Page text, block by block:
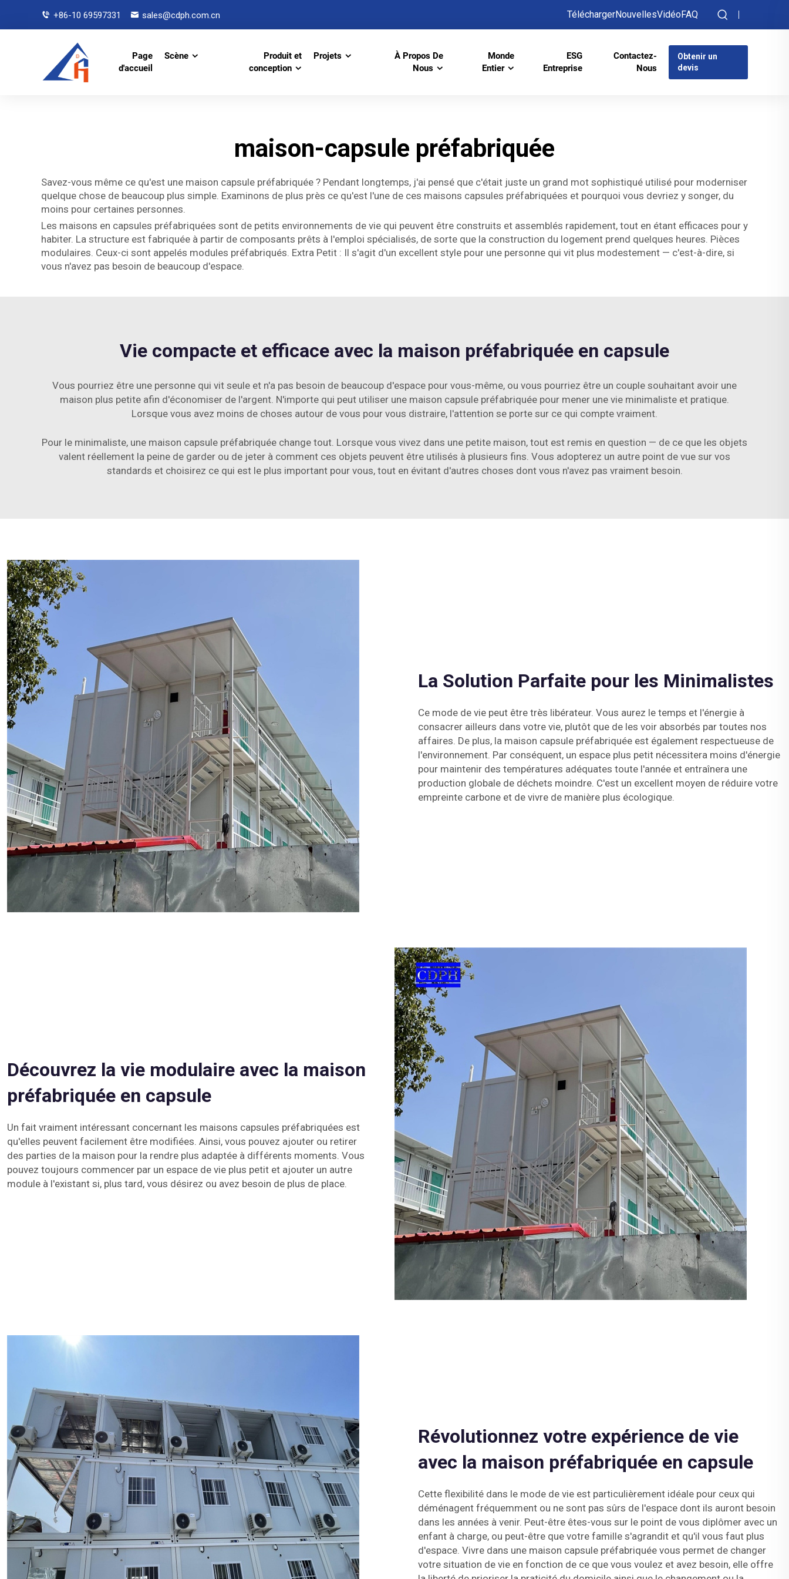
+86-10 69597331 sales@cdph.com.cn TéléchargerNouvellesVidéoFAQ
Page
d'accueil
Scène
Produit et
conception
Projets
À Propos De
Nous
Monde
Entier
ESG
Entreprise
Contactez-
Nous
Obtenir un
devis
maison-capsule préfabriquée
Savez-vous même ce qu'est une maison capsule préfabriquée ? Pendant longtemps, j'ai pensé que c'était juste un grand mot sophistiqué utilisé pour moderniser
quelque chose de beaucoup plus simple. Examinons de plus près ce qu'est l'une de ces maisons capsules préfabriquées et pourquoi vous devriez y songer, du
moins pour certaines personnes.
Les maisons en capsules préfabriquées sont de petits environnements de vie qui peuvent être construits et assemblés rapidement, tout en étant efficaces pour y
habiter. La structure est fabriquée à partir de composants prêts à l'emploi spécialisés, de sorte que la construction du logement prend quelques heures. Pièces
modulaires. Ceux-ci sont appelés modules préfabriqués. Extra Petit : Il s'agit d'un excellent style pour une personne qui vit plus modestement — c'est-à-dire, si
vous n'avez pas besoin de beaucoup d'espace.
Vie compacte et efficace avec la maison préfabriquée en capsule
Vous pourriez être une personne qui vit seule et n'a pas besoin de beaucoup d'espace pour vous-même, ou vous pourriez être un couple souhaitant avoir une
maison plus petite afin d'économiser de l'argent. N'importe qui peut utiliser une maison capsule préfabriquée pour mener une vie minimaliste et pratique.
Lorsque vous avez moins de choses autour de vous pour vous distraire, l'attention se porte sur ce qui compte vraiment.
Pour le minimaliste, une maison capsule préfabriquée change tout. Lorsque vous vivez dans une petite maison, tout est remis en question — de ce que les objets
valent réellement la peine de garder ou de jeter à comment ces objets peuvent être utilisés à plusieurs fins. Vous adopterez un autre point de vue sur vos
standards et choisirez ce qui est le plus important pour vous, tout en évitant d'autres choses dont vous n'avez pas vraiment besoin.
La Solution Parfaite pour les Minimalistes
Ce mode de vie peut être très libérateur. Vous aurez le temps et l'énergie à
consacrer ailleurs dans votre vie, plutôt que de les voir absorbés par toutes nos
affaires. De plus, la maison capsule préfabriquée est également respectueuse de
l'environnement. Par conséquent, un espace plus petit nécessitera moins d'énergie
pour maintenir des températures adéquates toute l'année et entraînera une
production globale de déchets moindre. C'est un excellent moyen de réduire votre
empreinte carbone et de vivre de manière plus écologique.
Découvrez la vie modulaire avec la maison
préfabriquée en capsule
Un fait vraiment intéressant concernant les maisons capsules préfabriquées est
qu'elles peuvent facilement être modifiées. Ainsi, vous pouvez ajouter ou retirer
des parties de la maison pour la rendre plus adaptée à différents moments. Vous
pouvez toujours commencer par un espace de vie plus petit et ajouter un autre
module à l'existant si, plus tard, vous désirez ou avez besoin de plus de place.
Révolutionnez votre expérience de vie
avec la maison préfabriquée en capsule
Cette flexibilité dans le mode de vie est particulièrement idéale pour ceux qui
déménagent fréquemment ou ne sont pas sûrs de l'espace dont ils auront besoin
dans les années à venir. Peut-être êtes-vous sur le point de vous diplômer avec un
enfant à charge, ou peut-être que votre famille s'agrandit et qu'il vous faut plus
d'espace. Vivre dans une maison capsule préfabriquée vous permet de changer
votre situation de vie en fonction de ce que vous voulez et avez besoin, elle offre